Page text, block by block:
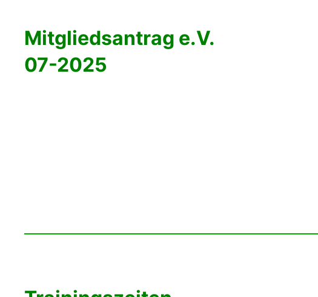
Mitgliedsantrag e.V.
07-2025